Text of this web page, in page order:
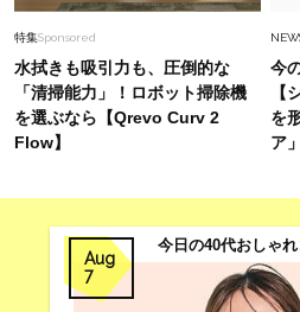
特集Sponsored
水拭きも吸引力も、圧倒的な
「清掃能力」！ロボット掃除機
を選ぶなら【Qrevo Curv 2
Flow】
今
【
を
ア」
Aug
7
今日の40代おしゃ